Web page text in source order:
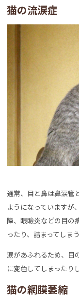
猫の流涙症
通常、目と鼻は鼻涙管
ようになっていますが
障、眼瞼炎などの目の
ったり、詰まってしま
涙があふれるため、目
に変色してしまったり
猫の網膜萎縮